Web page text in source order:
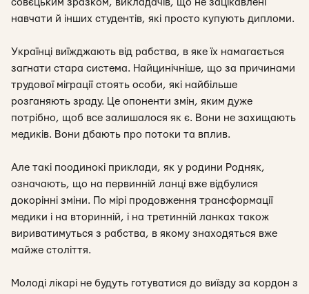
совєцьким зразком, викладачів, що не зацікавлені
навчати й інших студентів, які просто купують дипломи.
Українці виїжджають від рабства, в яке їх намагається
загнати стара система. Найцинічніше, що за причинами
трудової міграції стоять особи, які найбільше
розганяють зраду. Це опоненти змін, яким дуже
потрібно, щоб все залишалося як є. Вони не захищають
медиків. Вони дбають про потоки та вплив.
Але такі поодинокі приклади, як у родини Родняк,
означають, що на первинній ланці вже відбулися
докорінні зміни. По мірі продовження трансформації
медики і на вторинній, і на третинній ланках також
вириватимуться з рабства, в якому знаходяться вже
майже століття.
Молоді лікарі не будуть готуватися до виїзду за кордон з